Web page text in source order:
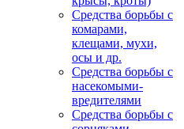
Средства борьбы с
комарами,
клещами, мухи,
осы и др.
Средства борьбы с
насекомыми-
вредителями
Средства борьбы с